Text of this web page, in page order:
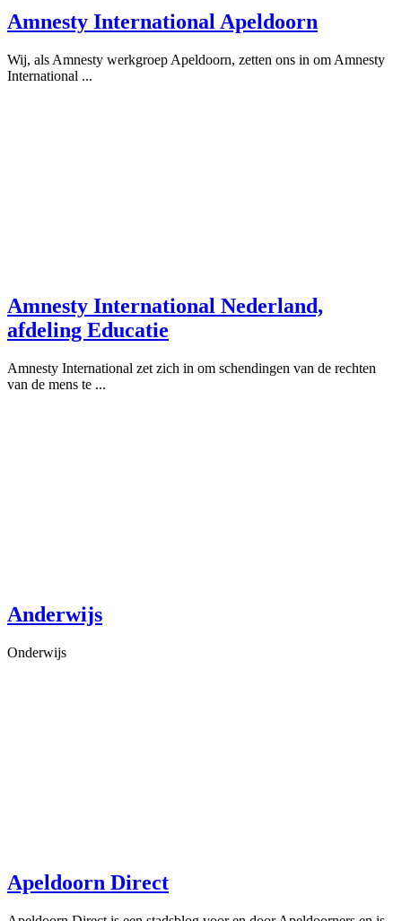
Amnesty International Apeldoorn
Wij, als Amnesty werkgroep Apeldoorn, zetten ons in om Amnesty
International ...
Amnesty International Nederland,
afdeling Educatie
Amnesty International zet zich in om schendingen van de rechten
van de mens te ...
Anderwijs
Onderwijs
Apeldoorn Direct